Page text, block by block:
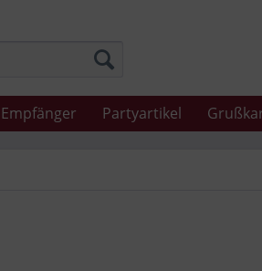
Empfänger Partyartikel